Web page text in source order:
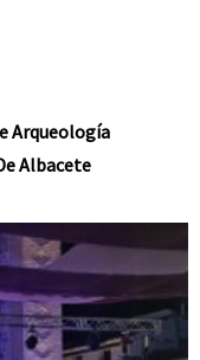
Arqueología
Albacete